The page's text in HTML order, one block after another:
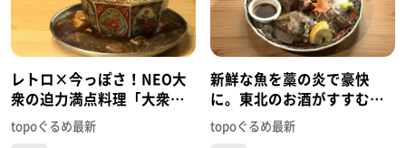
レトロ×今っぽさ！NEO大
衆の迫力満点料理「大衆酒
場 かーにばる」（青葉区国
分町）#450【topoぐるめ】
topoぐるめ最新
新鮮な魚を藁の炎で豪快
に。東北のお酒がすすむ創
作和食「酒場 美々」（青葉
区中央）#449【topoぐる
topoぐるめ最新